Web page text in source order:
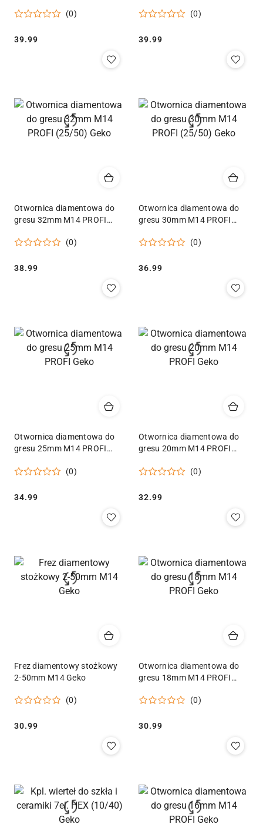
(0)
Cena:
39.99
(0)
Cena:
39.99
Otwornica diamentowa do
gresu 32mm M14 PROFI
(0)
Cena:
38.99
Otwornica diamentowa do
gresu 30mm M14 PROFI
(0)
Cena:
36.99
Otwornica diamentowa do
gresu 25mm M14 PROFI
(0)
Cena:
34.99
Otwornica diamentowa do
gresu 20mm M14 PROFI
(0)
Cena:
32.99
Frez diamentowy stożkowy
2-50mm M14 Geko
(0)
Cena:
30.99
Otwornica diamentowa do
gresu 18mm M14 PROFI
(0)
Cena:
30.99